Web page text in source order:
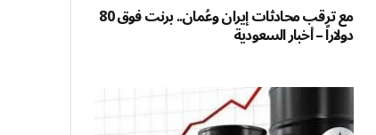
مع ترقب محادثات إيران وعُمان.. برنت فوق 80
دولاراً – أخبار السعودية